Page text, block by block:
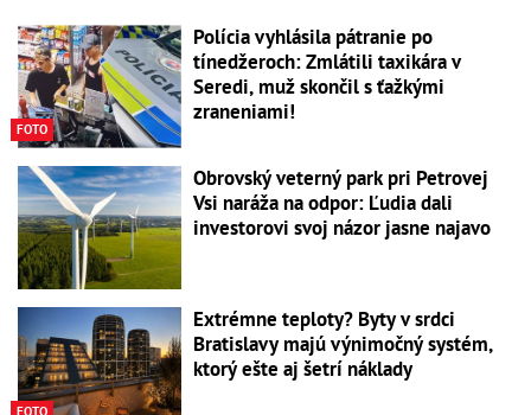
FOTO
Polícia vyhlásila pátranie po
tínedžeroch: Zmlátili taxikára v
Seredi, muž skončil s ťažkými
zraneniami!
Obrovský veterný park pri Petrovej
Vsi naráža na odpor: Ľudia dali
investorovi svoj názor jasne najavo
FOTO
Extrémne teploty? Byty v srdci
Bratislavy majú výnimočný systém,
ktorý ešte aj šetrí náklady